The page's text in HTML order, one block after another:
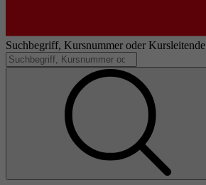
Suchbegriff, Kursnummer oder Kursleitende